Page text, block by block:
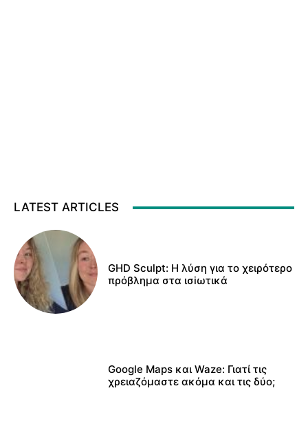
LATEST ARTICLES
GHD Sculpt: Η λύση για το χειρότερο
πρόβλημα στα ισiωτικά
Google Maps και Waze: Γιατί τις
χρειαζόμαστε ακόμα και τις δύο;